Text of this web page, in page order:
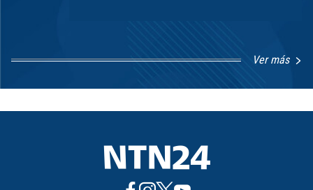
Ver más
1
8